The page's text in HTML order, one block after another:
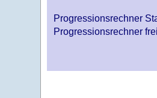
Progressionsrechner
Progressionsrechner